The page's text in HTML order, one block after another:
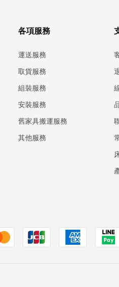
各項服務
運送服務
取貨服務
組裝服務
安裝服務
​舊家具搬運服務
其他服務